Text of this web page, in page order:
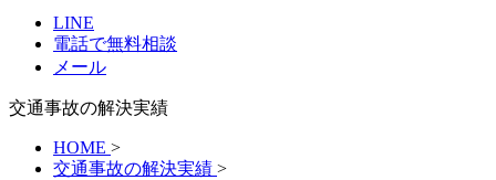
LINE
電話で無料相談
メール
交通事故の解決実績
HOME >
交通事故の解決実績 >